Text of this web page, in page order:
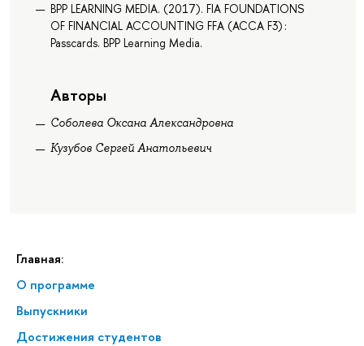
Главная:
О программе
Выпускники
Достижения студентов
BPP LEARNING MEDIA. (2017). FIA FOUNDATIONS
OF FINANCIAL ACCOUNTING FFA (ACCA F3) :
Passcards. BPP Learning Media.
Авторы
Соболева Оксана Александровна
Кузубов Сергей Анатольевич